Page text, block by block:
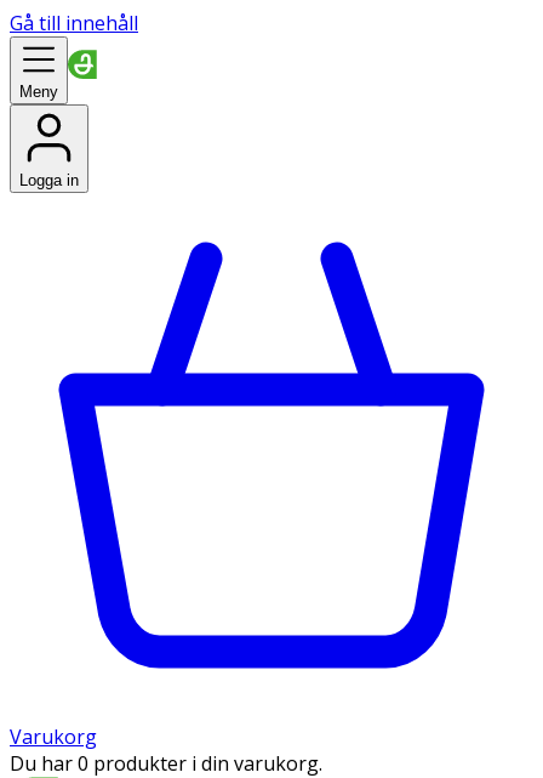
Gå till innehåll
Meny
Logga in
Varukorg
Du har 0 produkter i din varukorg.